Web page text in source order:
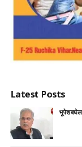
Latest Posts
भूपेश बघेल